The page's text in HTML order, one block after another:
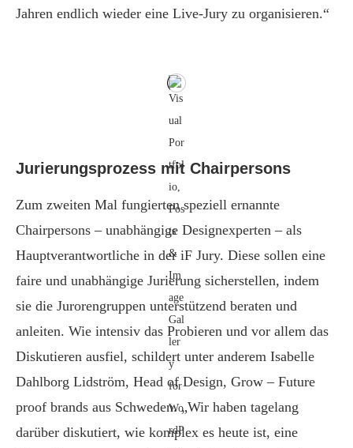
Jahren endlich wieder eine Live-Jury zu organisieren.“
Jurierungsprozess mit Chairpersons
Zum zweiten Mal fungierten speziell ernannte
Chairpersons – unabhängige Designexperten – als
Hauptverantwortliche in der iF Jury. Diese sollen eine
faire und unabhängige Jurierung sicherstellen, indem
sie die Jurorengruppen unterstützend beraten und
anleiten. Wie intensiv das Probieren und vor allem das
Diskutieren ausfiel, schildert unter anderem Isabelle
Dahlborg Lidström, Head of Design, Grow – Future
proof brands aus Schweden. „Wir haben tagelang
darüber diskutiert, wie komplex es heute ist, eine